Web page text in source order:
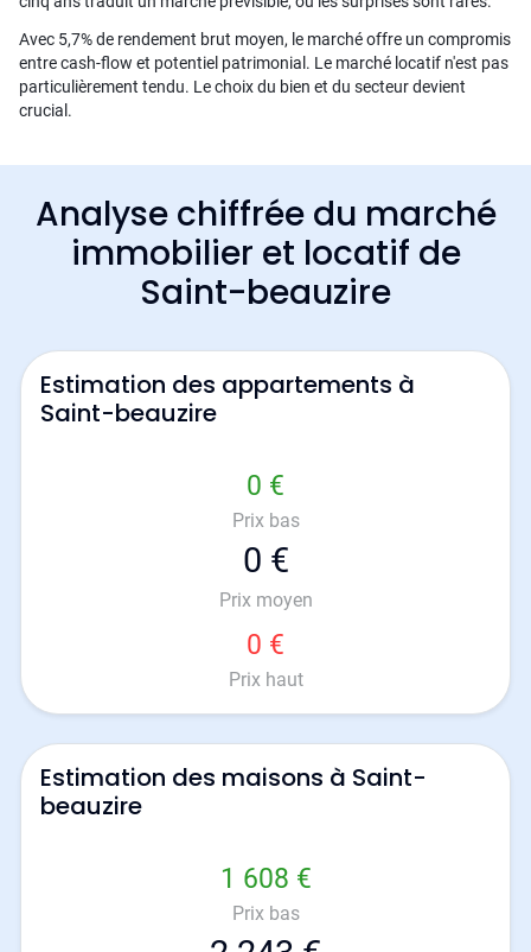
Avec 5,7% de rendement brut moyen, le marché offre un compromis
entre cash-flow et potentiel patrimonial. Le marché locatif n'est pas
particulièrement tendu. Le choix du bien et du secteur devient
crucial.
Analyse chiffrée du marché
immobilier et locatif de
Saint-beauzire
Estimation des appartements à
Saint-beauzire
0 €
Prix bas
0 €
Prix moyen
0 €
Prix haut
Estimation des maisons à Saint-
beauzire
1 608 €
Prix bas